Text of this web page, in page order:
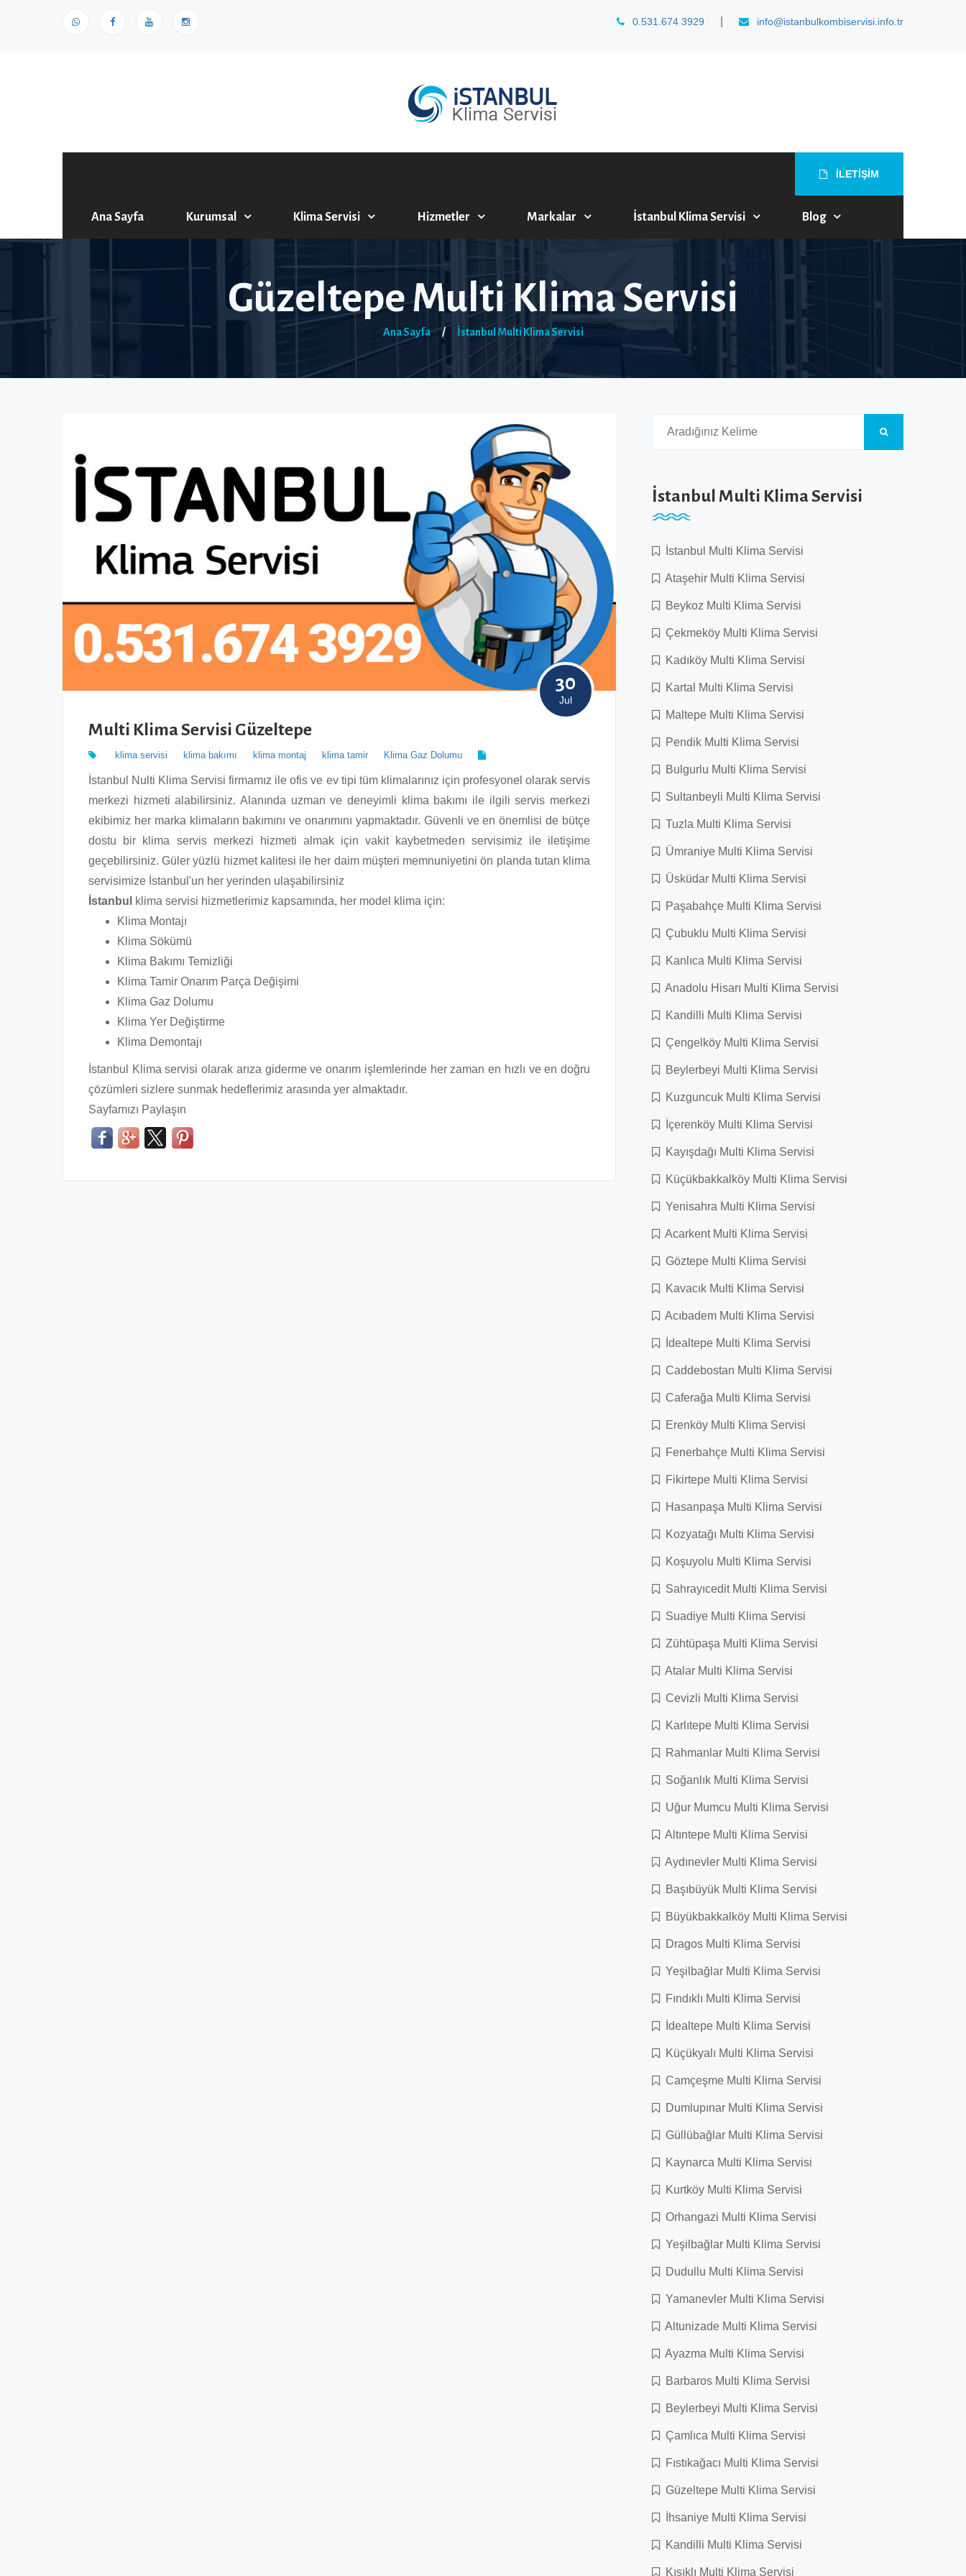
0.531.674 3929 info@istanbulkombiservisi.info.tr
İLETİŞİM
Ana Sayfa Kurumsal Klima Servisi Hizmetler Markalar İstanbul Klima Servisi Blog
Güzeltepe Multi Klima Servisi
Ana Sayfa / İstanbul Multi Klima Servisi
30
Jul
Multi Klima Servisi Güzeltepe
klima servisi klima bakımı klima montaj klima tamir Klima Gaz Dolumu
İstanbul Nulti Klima Servisi firmamız ile ofis ve ev tipi tüm klimalarınız için profesyonel olarak servis
merkezi hizmeti alabilirsiniz. Alanında uzman ve deneyimli klima bakımı ile ilgili servis merkezi
ekibimiz her marka klimaların bakımını ve onarımını yapmaktadır. Güvenli ve en önemlisi de bütçe
dostu bir klima servis merkezi hizmeti almak için vakit kaybetmeden servisimiz ile iletişime
geçebilirsiniz. Güler yüzlü hizmet kalitesi ile her daim müşteri memnuniyetini ön planda tutan klima
servisimize İstanbul'un her yerinden ulaşabilirsiniz
İstanbul
klima servisi hizmetlerimiz kapsamında, her model klima için:
Klima Montajı
Klima Sökümü
Klima Bakımı Temizliği
Klima Tamir Onarım Parça Değişimi
Klima Gaz Dolumu
Klima Yer Değiştirme
Klima Demontajı
İstanbul Klima servisi olarak arıza giderme ve onarım işlemlerinde her zaman en hızlı ve en doğru
çözümleri sizlere sunmak hedeflerimiz arasında yer almaktadır.
Sayfamızı Paylaşın
İstanbul Multi Klima Servisi
İstanbul Multi Klima Servisi
Ataşehir Multi Klima Servisi
Beykoz Multi Klima Servisi
Çekmeköy Multi Klima Servisi
Kadıköy Multi Klima Servisi
Kartal Multi Klima Servisi
Maltepe Multi Klima Servisi
Pendik Multi Klima Servisi
Bulgurlu Multi Klima Servisi
Sultanbeyli Multi Klima Servisi
Tuzla Multi Klima Servisi
Ümraniye Multi Klima Servisi
Üsküdar Multi Klima Servisi
Paşabahçe Multi Klima Servisi
Çubuklu Multi Klima Servisi
Kanlıca Multi Klima Servisi
Anadolu Hisarı Multi Klima Servisi
Kandilli Multi Klima Servisi
Çengelköy Multi Klima Servisi
Beylerbeyi Multi Klima Servisi
Kuzguncuk Multi Klima Servisi
İçerenköy Multi Klima Servisi
Kayışdağı Multi Klima Servisi
Küçükbakkalköy Multi Klima Servisi
Yenisahra Multi Klima Servisi
Acarkent Multi Klima Servisi
Göztepe Multi Klima Servisi
Kavacık Multi Klima Servisi
Acıbadem Multi Klima Servisi
İdealtepe Multi Klima Servisi
Caddebostan Multi Klima Servisi
Caferağa Multi Klima Servisi
Erenköy Multi Klima Servisi
Fenerbahçe Multi Klima Servisi
Fikirtepe Multi Klima Servisi
Hasanpaşa Multi Klima Servisi
Kozyatağı Multi Klima Servisi
Koşuyolu Multi Klima Servisi
Sahrayıcedit Multi Klima Servisi
Suadiye Multi Klima Servisi
Zühtüpaşa Multi Klima Servisi
Atalar Multi Klima Servisi
Cevizli Multi Klima Servisi
Karlıtepe Multi Klima Servisi
Rahmanlar Multi Klima Servisi
Soğanlık Multi Klima Servisi
Uğur Mumcu Multi Klima Servisi
Altıntepe Multi Klima Servisi
Aydınevler Multi Klima Servisi
Başıbüyük Multi Klima Servisi
Büyükbakkalköy Multi Klima Servisi
Dragos Multi Klima Servisi
Yeşilbağlar Multi Klima Servisi
Fındıklı Multi Klima Servisi
İdealtepe Multi Klima Servisi
Küçükyalı Multi Klima Servisi
Camçeşme Multi Klima Servisi
Dumlupınar Multi Klima Servisi
Güllübağlar Multi Klima Servisi
Kaynarca Multi Klima Servisi
Kurtköy Multi Klima Servisi
Orhangazi Multi Klima Servisi
Yeşilbağlar Multi Klima Servisi
Dudullu Multi Klima Servisi
Yamanevler Multi Klima Servisi
Altunizade Multi Klima Servisi
Ayazma Multi Klima Servisi
Barbaros Multi Klima Servisi
Beylerbeyi Multi Klima Servisi
Çamlıca Multi Klima Servisi
Fıstıkağacı Multi Klima Servisi
Güzeltepe Multi Klima Servisi
İhsaniye Multi Klima Servisi
Kandilli Multi Klima Servisi
Kısıklı Multi Klima Servisi